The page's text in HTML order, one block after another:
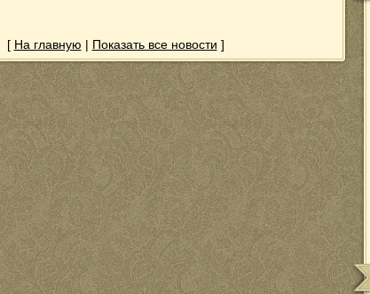
[ На главную | Показать все новости ]